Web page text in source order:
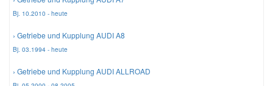
Bj. 10.2010 - heute
› Getriebe und Kupplung AUDI A8
Bj. 03.1994 - heute
› Getriebe und Kupplung AUDI ALLROAD
Porsche Ersatzteile
Seat Ersatzteile